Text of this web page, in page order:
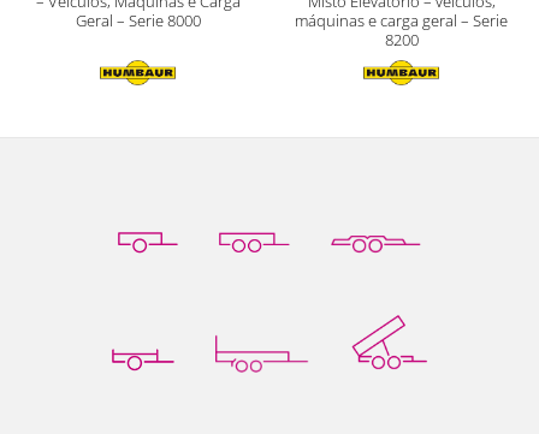
Geral – Serie 8000
máquinas e carga geral – Serie
8200